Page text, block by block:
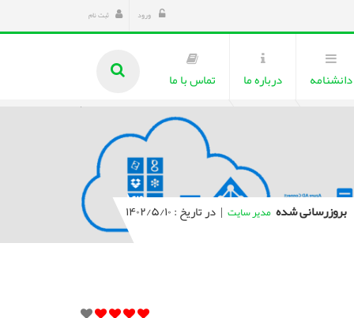
ورود ثبت نام
دانشنامه درباره ما تماس با ما
بروزرسانی شده مدیر سایت | در تاریخ : ۱۴۰۲/۵/۱۰